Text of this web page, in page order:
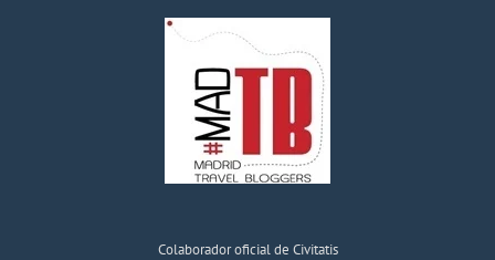
Colaborador oficial de Civitatis